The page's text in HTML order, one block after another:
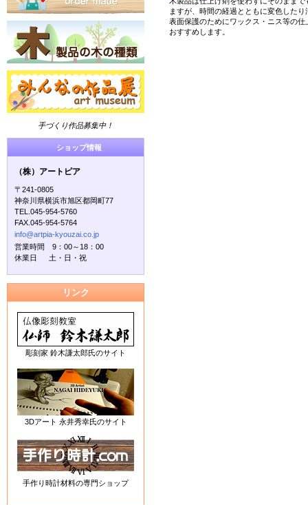
ますが、時間の経過とともに変色した
表面保護のためにワックス・ニス等の仕
おすすめします。
手づくり作品募集中！
ショップ情報
（株）アートピア
〒241-0805
神奈川県横浜市旭区都岡町77
TEL.045-954-5760
FAX.045-954-5764
info@artpia-kyouzai.co.jp
営業時間 9：00～18：00
休業日 土・日・祝
リンク
彫刻家 鈴木謙太郎氏のサイト
3Dアート 永井秀幸氏のサイト
手作り時計材料の専門ショップ